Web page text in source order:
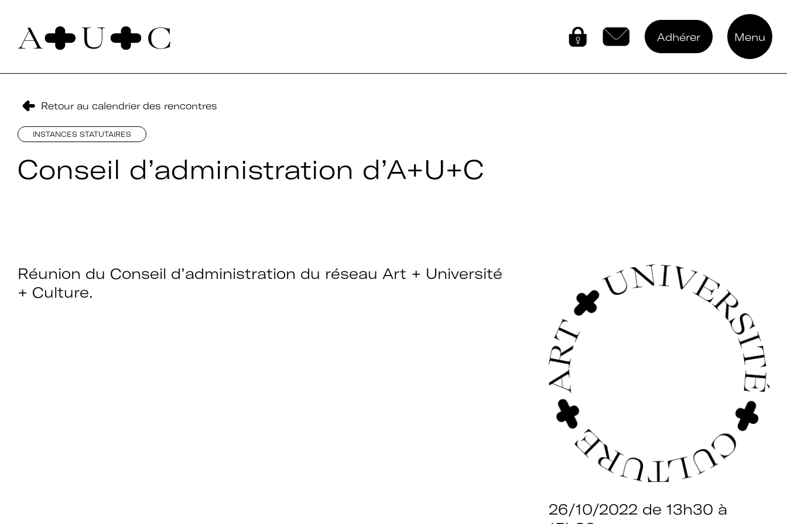
Pour nous contacter
Université Paris Nanterre – ACA2
92000 Nanterre
Adhérer à Art + Université + Culture, c’est :
Connectez-vous
Contactez-nous
Adhérer Menu
Retour au calendrier des rencontres
INSTANCES STATUTAIRES
Conseil d’administration d’A+U+C
Réunion du Conseil d’administration du réseau Art + Université
+ Culture.
26/10/2022 de 13h30 à